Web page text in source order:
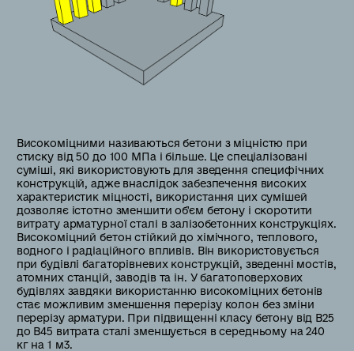
Високоміцними називаються бетони з міцністю при
стиску від 50 до 100 МПа і більше. Це спеціалізовані
суміші, які використовують для зведення специфічних
конструкцій, адже внаслідок забезпечення високих
характеристик міцності, використання цих сумішей
дозволяє істотно зменшити об'єм бетону і скоротити
витрату арматурної сталі в залізобетонних конструкціях.
Високоміцний бетон стійкий до хімічного, теплового,
водного і радіаційного впливів. Він використовується
при будівлі багаторівневих конструкцій, зведенні мостів,
атомних станцій, заводів та ін. У багатоповерхових
будівлях завдяки використанню високоміцних бетонів
стає можливим зменшення перерізу колон без зміни
перерізу арматури. При підвищенні класу бетону від В25
до В45 витрата сталі зменшується в середньому на 240
кг на 1 м3.